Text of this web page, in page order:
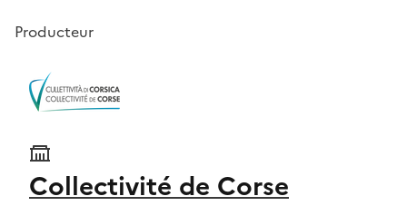
Producteur
Collectivité de Corse